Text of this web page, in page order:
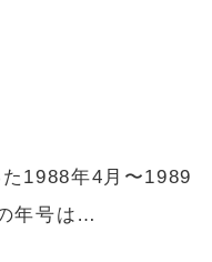
1988年4月〜1989
年号は…